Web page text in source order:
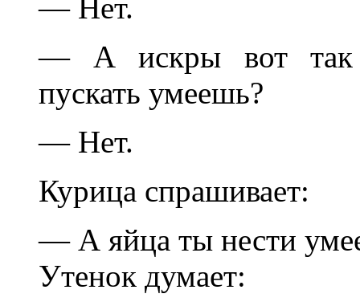
— Нет.
— А искры вот так
пускать умеешь?
— Нет.
Курица спрашивает:
— А яйца ты нести
Утенок думает: